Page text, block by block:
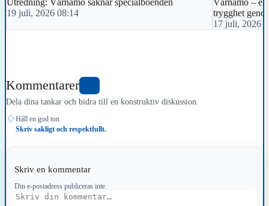
Utredning: Värnamo saknar specialboenden
19 juli, 2026 08:14
Värnamo –
trygghet
17 juli, 2026
Kommentarer
Dela dina tankar och bidra till en konstruktiv diskussion.
♢ Håll en god ton.
Skriv sakligt och respektfullt.
Skriv en kommentar
Din e-postadress publiceras inte.
Kommentar